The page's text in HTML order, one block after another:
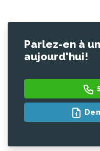
Parlez-en à
aujourd'hui!